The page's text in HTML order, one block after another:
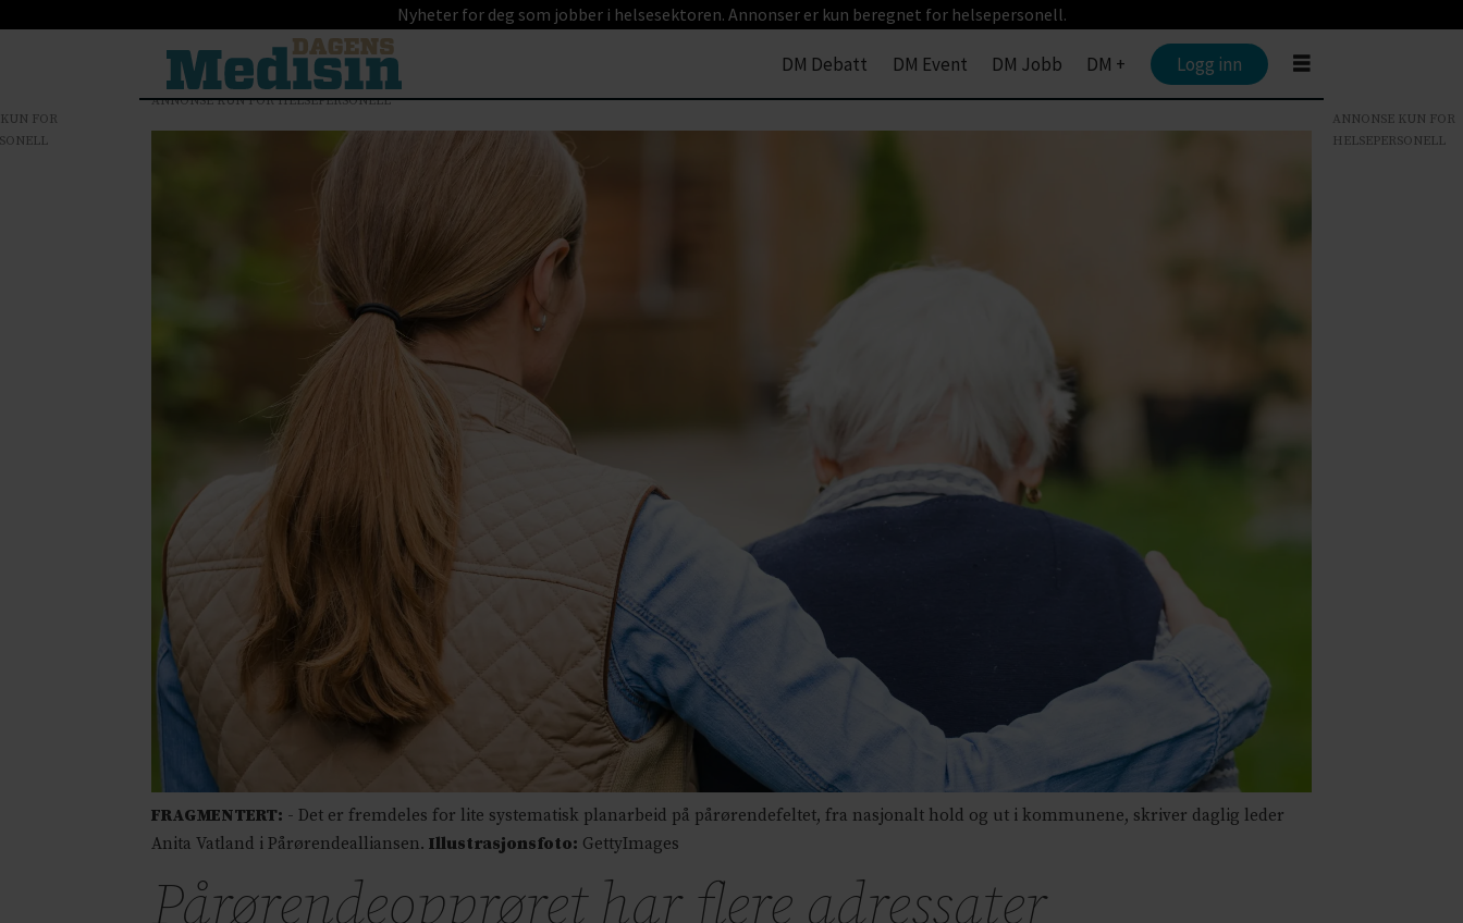
Nyheter for deg som jobber i helsesektoren. Annonser er kun beregnet for helsepersonell.
DM Debatt DM Event DM Jobb DM + Logg inn
ANNONSE KUN FOR HELSEPERSONELL
FRAGMENTERT: - Det er fremdeles for lite systematisk planarbeid på pårørendefeltet, fra nasjonalt hold og ut i kommunene, skriver daglig leder
Anita Vatland i Pårørendealliansen.Illustrasjonsfoto: GettyImages
Pårørendeopprøret har flere adressater
FOR
ANNONSE KUN FOR
HELSEPERSONELL